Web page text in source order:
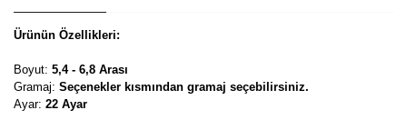
Ürünün Özellikleri:
Boyut: 5,4 - 6,8 Arası
Gramaj: Seçenekler kısmından gramaj seçebilirsiniz.
Ayar: 22 Ayar